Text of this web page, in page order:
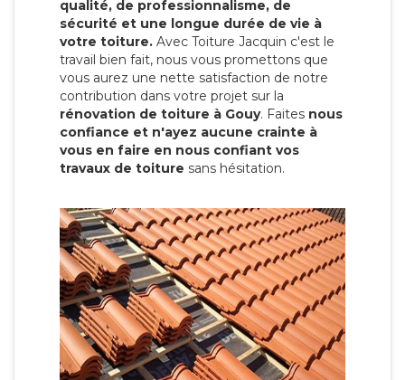
qualité, de professionnalisme, de
sécurité et une longue durée de vie à
votre toiture. Avec Toiture Jacquin c'est le
travail bien fait, nous vous promettons que
vous aurez une nette satisfaction de notre
contribution dans votre projet sur la
rénovation de toiture à Gouy. Faites nous
confiance et n'ayez aucune crainte à
vous en faire en nous confiant vos
travaux de toiture sans hésitation.